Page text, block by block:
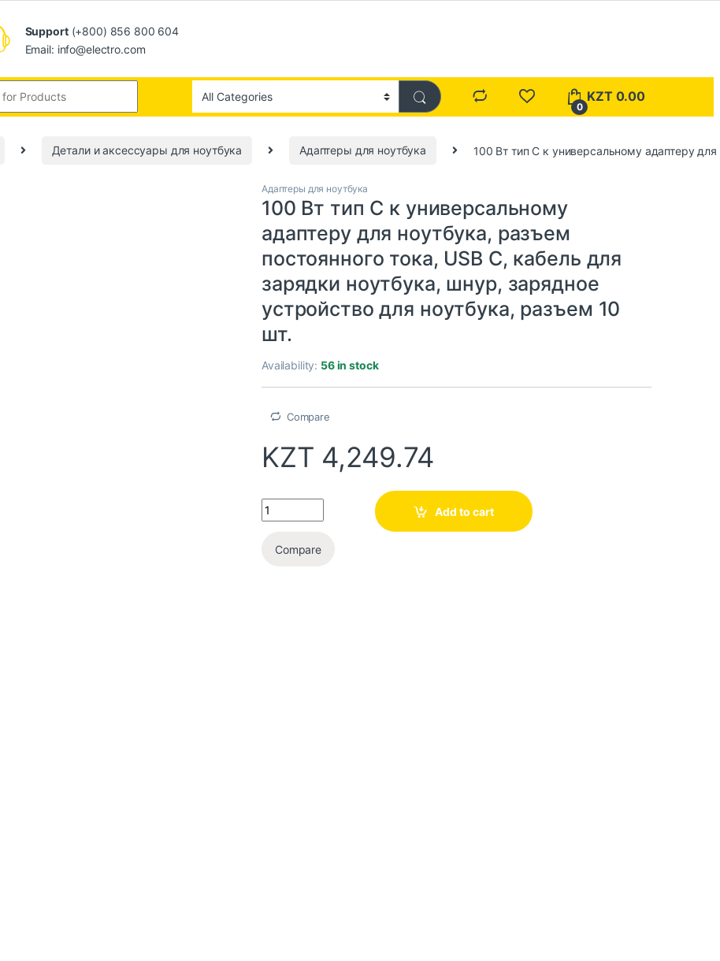
Support(+800) 856 800 604
Email: info@electro.com
0
KZT 0.00
Детали и аксессуары для ноутбука Адаптеры для ноутбука 100 Вт тип C к универсальному адаптеру
Адаптеры для ноутбука
100 Вт тип C к универсальному
адаптеру для ноутбука, разъем
постоянного тока, USB C, кабель для
зарядки ноутбука, шнур, зарядное
устройство для ноутбука, разъем 10
шт.
Availability: 56 in stock
Compare
KZT 4,249.74
Add to cart
Compare